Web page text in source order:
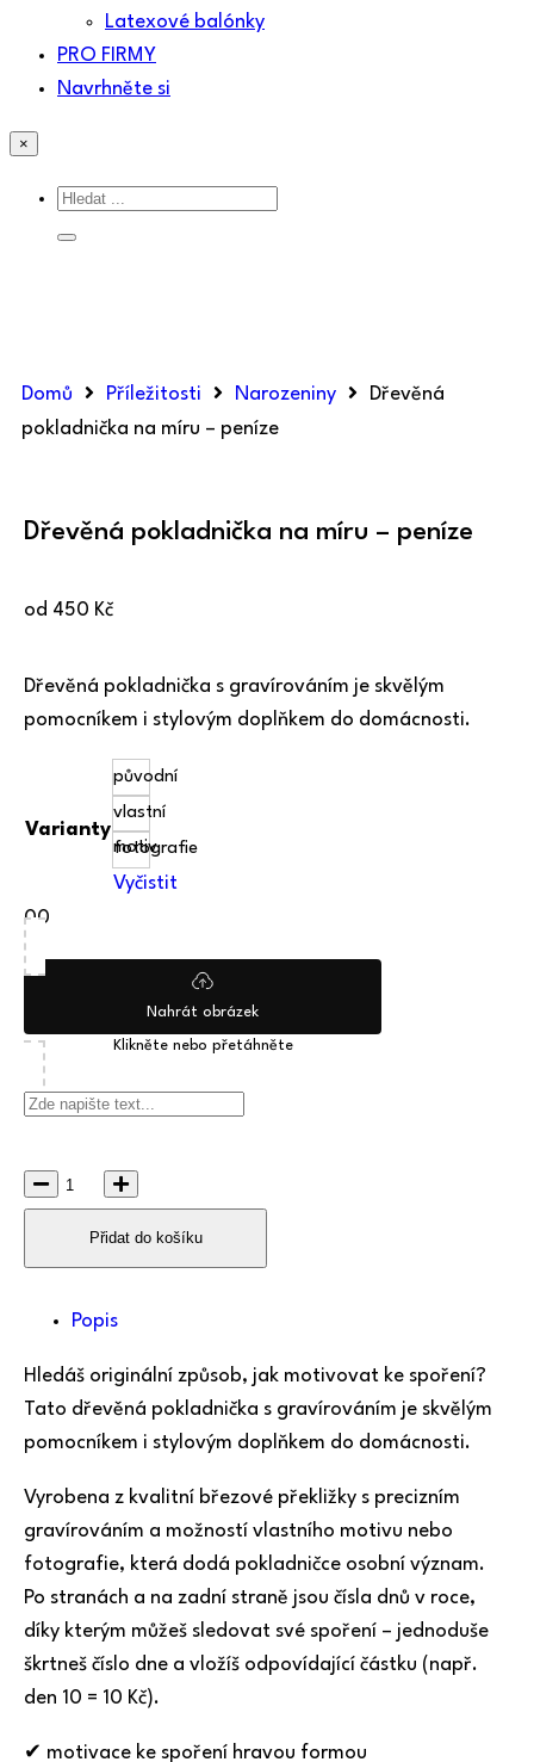
Latexové balónky
PRO FIRMY
Navrhněte si
×
Domů Příležitosti Narozeniny
Dřevěná
pokladnička na míru – peníze
Dřevěná pokladnička na míru – peníze
od 450 Kč
Dřevěná pokladnička s gravírováním je skvělým
pomocníkem i stylovým doplňkem do domácnosti.
Varianty
původní
vlastní
motiv
fotografie
Vyčistit
00
Nahrát obrázek
Klikněte nebo přetáhněte
Přidat do košíku
Popis
Hledáš originální způsob, jak motivovat ke spoření?
Tato dřevěná pokladnička s gravírováním je skvělým
pomocníkem i stylovým doplňkem do domácnosti.
Vyrobena z kvalitní březové překližky s precizním
gravírováním a možností vlastního motivu nebo
fotografie, která dodá pokladničce osobní význam.
Po stranách a na zadní straně jsou čísla dnů v roce,
díky kterým můžeš sledovat své spoření – jednoduše
škrtneš číslo dne a vložíš odpovídající částku (např.
den 10 = 10 Kč).
✔ motivace ke spoření hravou formou